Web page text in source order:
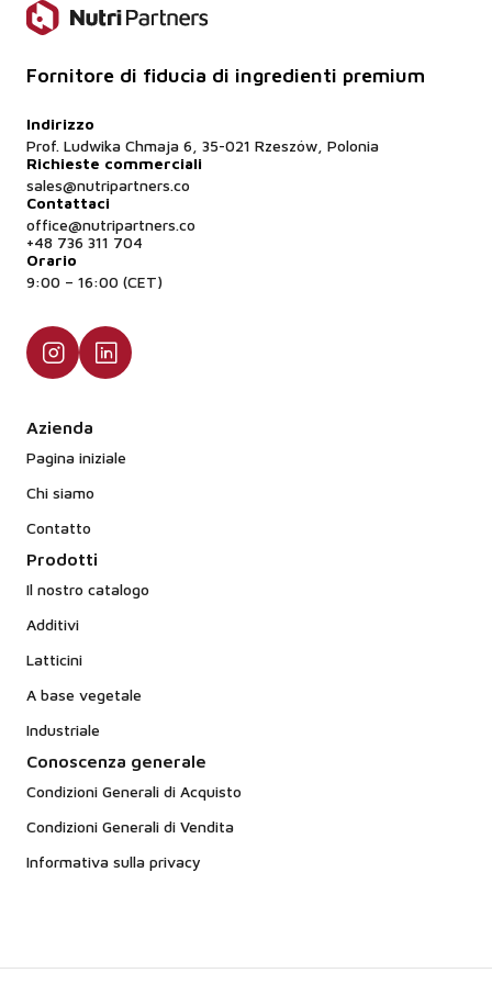
Fornitore di fiducia di ingredienti premium
Indirizzo
Prof. Ludwika Chmaja 6, 35-021 Rzeszów, Polonia
Richieste commerciali
sales@nutripartners.co
Contattaci
office@nutripartners.co
+48 736 311 704
Orario
9:00 – 16:00 (CET)
Azienda
Pagina iniziale
Chi siamo
Contatto
Prodotti
Il nostro catalogo
Additivi
Latticini
A base vegetale
Industriale
Conoscenza generale
Condizioni Generali di Acquisto
Condizioni Generali di Vendita
Informativa sulla privacy